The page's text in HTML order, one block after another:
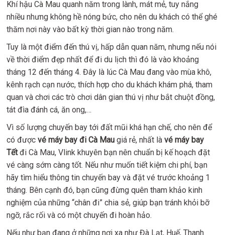
Khí hậu Cà Mau quanh năm trong lành, mát mẻ, tuy nắng
nhiều nhưng không hề nóng bức, cho nên du khách có thể ghé
thăm nơi này vào bất kỳ thời gian nào trong năm.
Tuy là một điểm đến thú vị, hấp dẫn quan năm, nhưng nếu nói
về thời điểm đẹp nhất để đi du lịch thì đó là vào khoảng
tháng 12 đến tháng 4. Đây là lúc Cà Mau đang vào mùa khô,
kênh rạch cạn nước, thích hợp cho du khách khám phá, tham
quan và chơi các trò chơi dân gian thú vị như bắt chuột đồng,
tát đìa đánh cá, ăn ong,…
Vì số lượng chuyến bay tới đất mũi khá hạn chế, cho nên để
có đượcvé máy bay đi Cà Mau giá rẻ, nhất làvé máy bay
Tếtđi Cà Mau, Vlink khuyên bạn nên chuẩn bị kế hoạch đặt
vé càng sớm càng tốt. Nếu như muốn tiết kiệm chi phí, bạn
hãy tìm hiểu thông tin chuyến bay và đặt vé trước khoảng 1
tháng. Bên cạnh đó, bạn cũng đừng quên tham khảo kinh
nghiệm của những “chân đi” chia sẻ, giúp bạn tránh khỏi bỡ
ngỡ, rắc rối và có một chuyến đi hoàn hảo.
Nếu như bạn đang ở những nơi xa như Đà Lạt, Huế, Thanh